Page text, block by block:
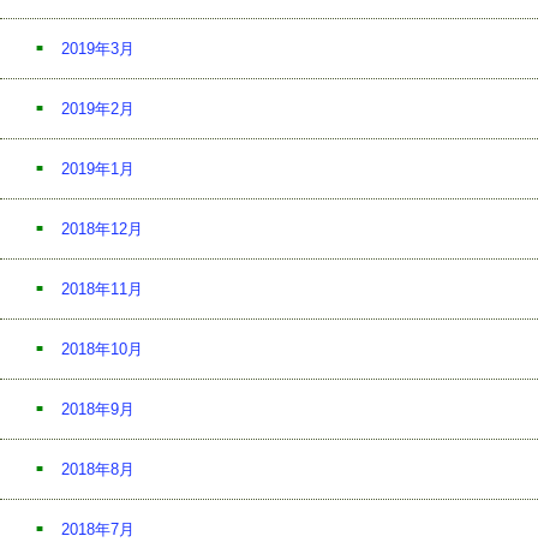
2019年3月
2019年2月
2019年1月
2018年12月
2018年11月
2018年10月
2018年9月
2018年8月
2018年7月